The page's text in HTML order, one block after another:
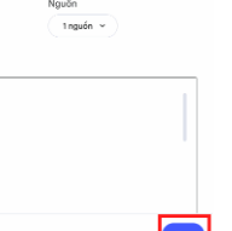
và những điểm cần